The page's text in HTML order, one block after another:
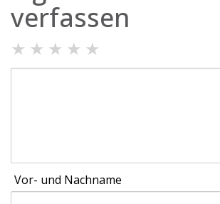
verfassen
★ ★ ★ ★ ★
Vor- und Nachname